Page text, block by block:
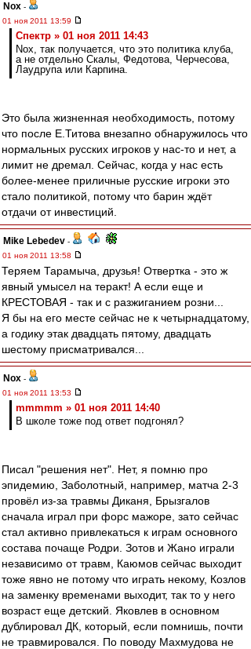
Nox -
01 ноя 2011 13:59
Спектр » 01 ноя 2011 14:43
Nox, так получается, что это политика клуба,
а не отдельно Скалы, Федотова, Черчесова,
Лаудрупа или Карпина.
Это была жизненная необходимость, потому
что после Е.Титова внезапно обнаружилось что
нормальных русских игроков у нас-то и нет, а
лимит не дремал. Сейчас, когда у нас есть
более-менее приличные русские игроки это
стало политикой, потому что барин ждёт
отдачи от инвестиций.
Mike Lebedev -
01 ноя 2011 13:58
Теряем Тарамыча, друзья! Отвертка - это ж
явный умысел на теракт! А если еще и
КРЕСТОВАЯ - так и с разжиганием розни...
Я бы на его месте сейчас не к четырнадцатому,
а годику этак двадцать пятому, двадцать
шестому присматривался...
Nox -
01 ноя 2011 13:53
mmmmm » 01 ноя 2011 14:40
В школе тоже под ответ подгонял?
Писал "решения нет". Нет, я помню про
эпидемию, Заболотный, например, матча 2-3
провёл из-за травмы Диканя, Брызгалов
сначала играл при форс мажоре, зато сейчас
стал активно привлекаться к играм основного
состава почаще Родри. Зотов и Жано играли
независимо от травм, Каюмов сейчас выходит
тоже явно не потому что играть некому, Козлов
на заменку временами выходит, так то у него
возраст еще детский. Яковлев в основном
дублировал ДК, который, если помнишь, почти
не травмировался. По поводу Махмудова не